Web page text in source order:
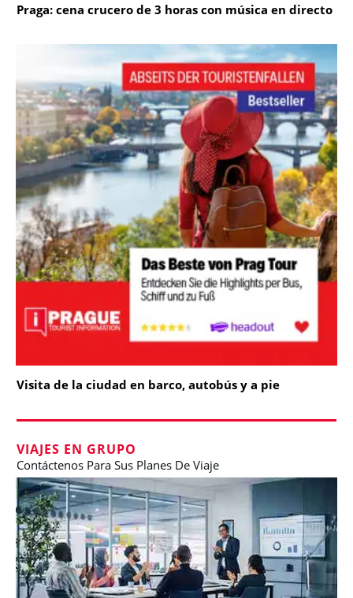
Praga: cena crucero de 3 horas con música en directo
Visita de la ciudad en barco, autobús y a pie
VIAJES EN GRUPO
Contáctenos Para Sus Planes De Viaje